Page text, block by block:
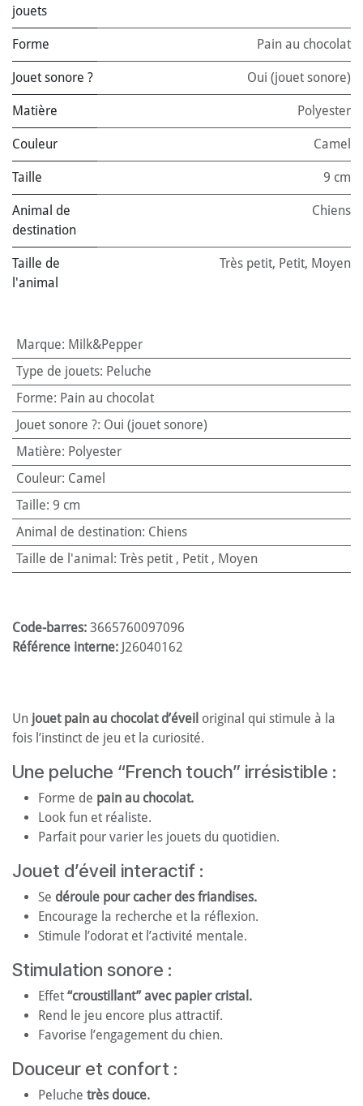
jouets
Forme Pain au chocolat
Jouet sonore ? Oui (jouet sonore)
Matière Polyester
Couleur Camel
Taille 9 cm
Animal de
destination
Chiens
Taille de
l'animal
Très petit, Petit, Moyen
Marque: Milk&Pepper
Type de jouets: Peluche
Forme: Pain au chocolat
Jouet sonore ?: Oui (jouet sonore)
Matière: Polyester
Couleur: Camel
Taille: 9 cm
Animal de destination: Chiens
Taille de l'animal : Très petit, Petit, Moyen
Code-barres: 3665760097096
Référence interne: J26040162
Un jouet pain au chocolat d’éveil original qui stimule à la
fois l’instinct de jeu et la curiosité.
Une peluche “French touch” irrésistible :
Forme de pain au chocolat.
Look fun et réaliste.
Parfait pour varier les jouets du quotidien.
Jouet d’éveil interactif :
Se déroule pour cacher des friandises.
Encourage la recherche et la réflexion.
Stimule l’odorat et l’activité mentale.
Stimulation sonore :
Effet “croustillant” avec papier cristal.
Rend le jeu encore plus attractif.
Favorise l’engagement du chien.
Douceur et confort :
Peluche très douce.